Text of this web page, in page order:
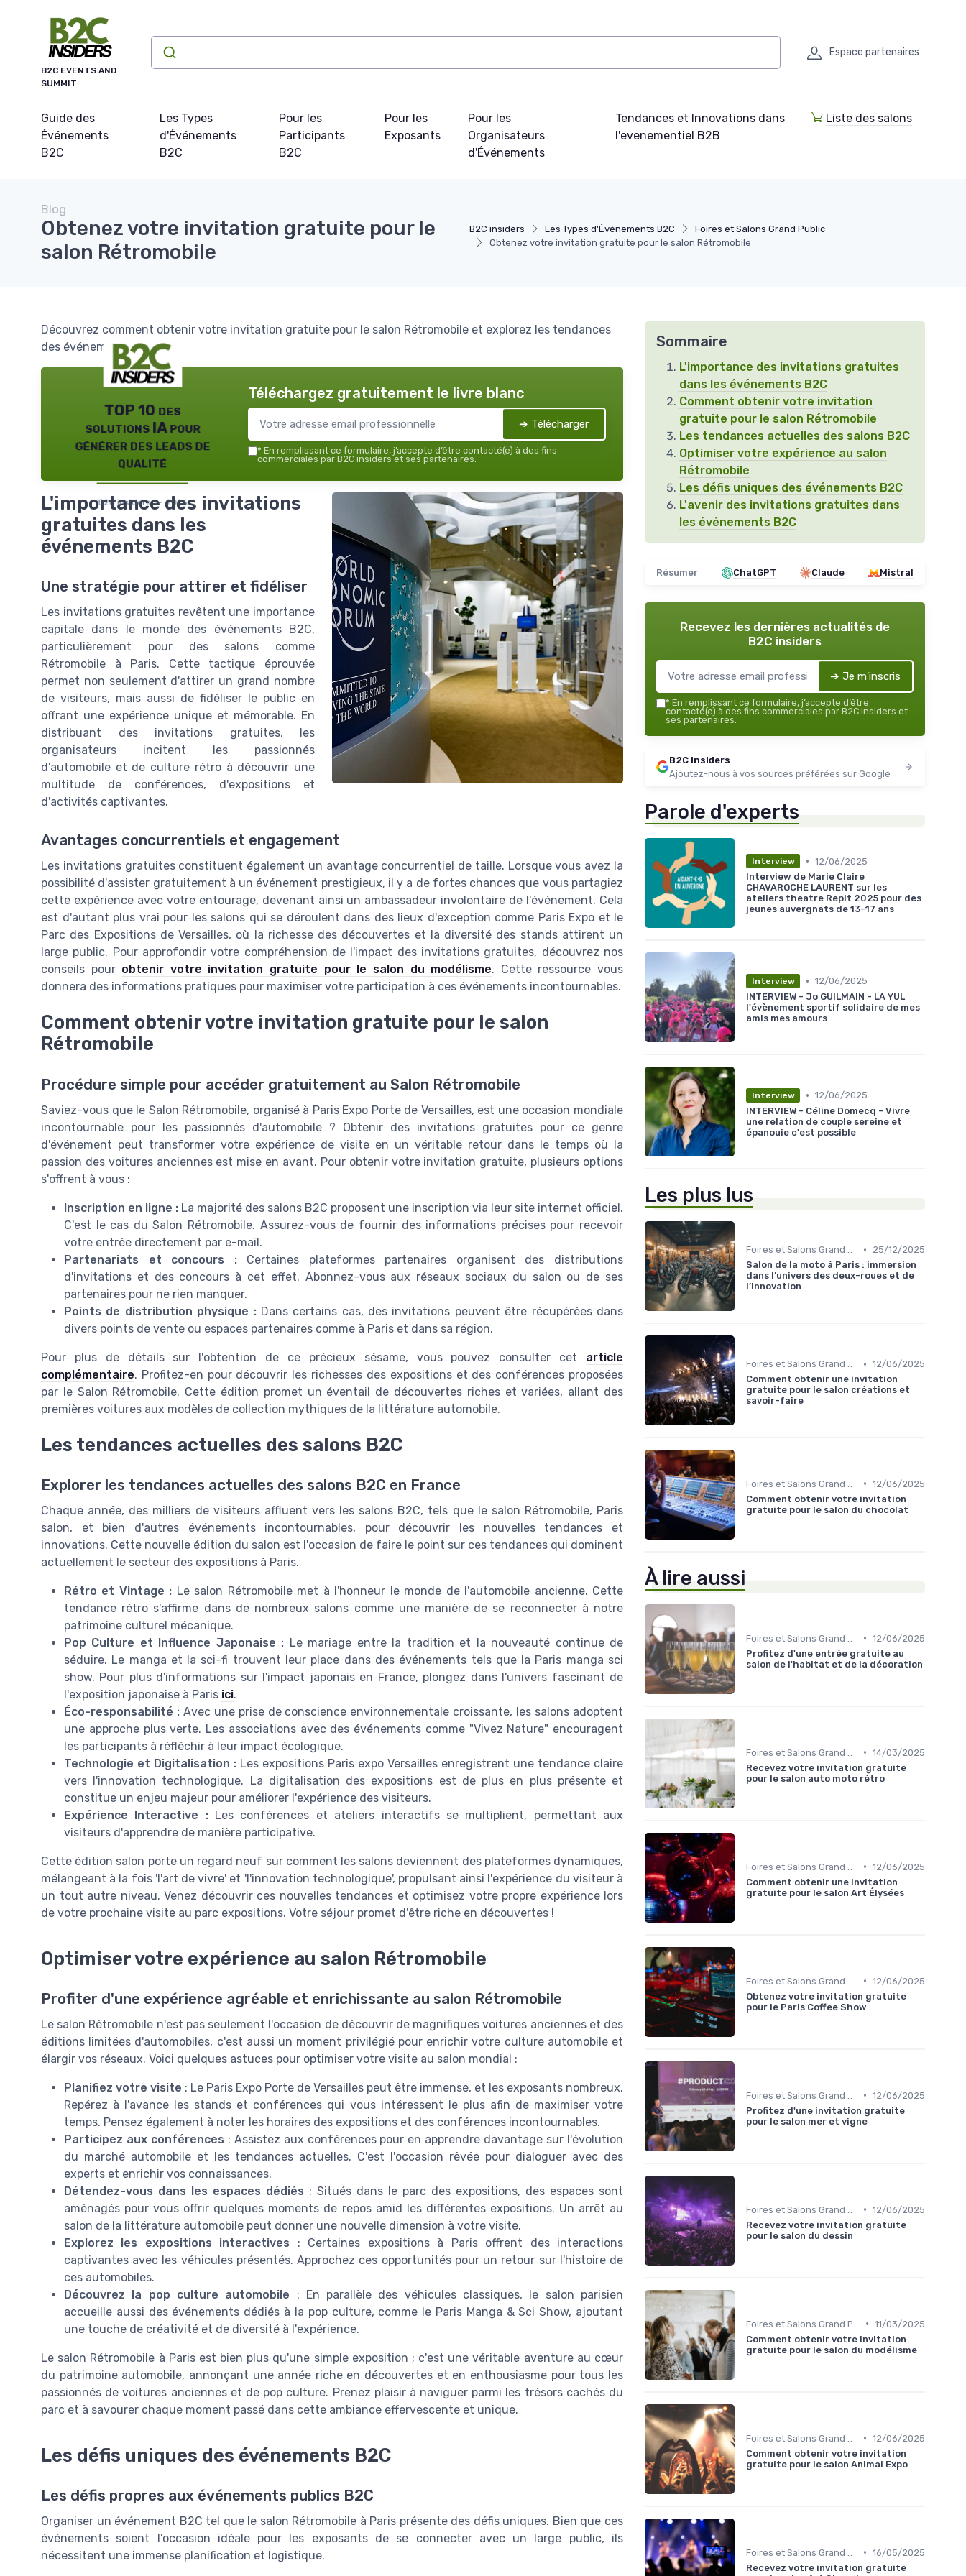
B2C EVENTS AND
SUMMIT
Espace partenaires
Guide des
Événements
B2C
Les Types
d'Événements
B2C
Pour les
Participants
B2C
Pour les
Exposants
Pour les
Organisateurs
d'Événements
Tendances et Innovations dans
l'evenementiel B2B
Liste des salons
B2C insiders Les Types d'Événements B2C
Foires et Salons Grand Public
Obtenez votre invitation gratuite pour le salon Rétromobile
Blog
Obtenez votre invitation gratuite pour le
salon Rétromobile
Découvrez comment obtenir votre invitation gratuite pour le salon Rétromobile et explorez les tendances
des événements B2C.
TOP 10 des
solutions IA pour
générer des leads de
qualité
B2C insiders — 2026
Téléchargez gratuitement le livre blanc
➔ Télécharger
* En remplissant ce formulaire, j’accepte d’être contacté(e) à des fins
commerciales par B2C insiders et ses partenaires.
L'importance des invitations
gratuites dans les
événements B2C
Une stratégie pour attirer et fidéliser
Les invitations gratuites revêtent une importance
capitale dans le monde des événements B2C,
particulièrement pour des salons comme
Rétromobile à Paris. Cette tactique éprouvée
permet non seulement d'attirer un grand nombre
de visiteurs, mais aussi de fidéliser le public en
offrant une expérience unique et mémorable. En
distribuant des invitations gratuites, les
organisateurs incitent les passionnés
d'automobile et de culture rétro à découvrir une
multitude de conférences, d'expositions et
d'activités captivantes.
Avantages concurrentiels et engagement
Les invitations gratuites constituent également un avantage concurrentiel de taille. Lorsque vous avez la
possibilité d'assister gratuitement à un événement prestigieux, il y a de fortes chances que vous partagiez
cette expérience avec votre entourage, devenant ainsi un ambassadeur involontaire de l'événement. Cela
est d'autant plus vrai pour les salons qui se déroulent dans des lieux d'exception comme Paris Expo et le
Parc des Expositions de Versailles, où la richesse des découvertes et la diversité des stands attirent un
large public. Pour approfondir votre compréhension de l'impact des invitations gratuites, découvrez nos
conseils pour obtenir votre invitation gratuite pour le salon du modélisme. Cette ressource vous
donnera des informations pratiques pour maximiser votre participation à ces événements incontournables.
Comment obtenir votre invitation gratuite pour le salon
Rétromobile
Procédure simple pour accéder gratuitement au Salon Rétromobile
Saviez-vous que le Salon Rétromobile, organisé à Paris Expo Porte de Versailles, est une occasion mondiale
incontournable pour les passionnés d'automobile ? Obtenir des invitations gratuites pour ce genre
d'événement peut transformer votre expérience de visite en un véritable retour dans le temps où la
passion des voitures anciennes est mise en avant. Pour obtenir votre invitation gratuite, plusieurs options
s'offrent à vous :
Inscription en ligne : La majorité des salons B2C proposent une inscription via leur site internet officiel.
C'est le cas du Salon Rétromobile. Assurez-vous de fournir des informations précises pour recevoir
votre entrée directement par e-mail.
Partenariats et concours :Certaines plateformes partenaires organisent des distributions
d'invitations et des concours à cet effet. Abonnez-vous aux réseaux sociaux du salon ou de ses
partenaires pour ne rien manquer.
Points de distribution physique :Dans certains cas, des invitations peuvent être récupérées dans
divers points de vente ou espaces partenaires comme à Paris et dans sa région.
Pour plus de détails sur l'obtention de ce précieux sésame, vous pouvez consulter cet article
complémentaire. Profitez-en pour découvrir les richesses des expositions et des conférences proposées
par le Salon Rétromobile. Cette édition promet un éventail de découvertes riches et variées, allant des
premières voitures aux modèles de collection mythiques de la littérature automobile.
Les tendances actuelles des salons B2C
Explorer les tendances actuelles des salons B2C en France
Chaque année, des milliers de visiteurs affluent vers les salons B2C, tels que le salon Rétromobile, Paris
salon, et bien d'autres événements incontournables, pour découvrir les nouvelles tendances et
innovations. Cette nouvelle édition du salon est l'occasion de faire le point sur ces tendances qui dominent
actuellement le secteur des expositions à Paris.
Rétro et Vintage : Le salon Rétromobile met à l'honneur le monde de l'automobile ancienne. Cette
tendance rétro s'affirme dans de nombreux salons comme une manière de se reconnecter à notre
patrimoine culturel mécanique.
Pop Culture et Influence Japonaise : Le mariage entre la tradition et la nouveauté continue de
séduire. Le manga et la sci-fi trouvent leur place dans des événements tels que la Paris manga sci
show. Pour plus d'informations sur l'impact japonais en France, plongez dans l'univers fascinant de
l'exposition japonaise à Paris ici.
Éco-responsabilité :Avec une prise de conscience environnementale croissante, les salons adoptent
une approche plus verte. Les associations avec des événements comme "Vivez Nature" encouragent
les participants à réfléchir à leur impact écologique.
Technologie et Digitalisation : Les expositions Paris expo Versailles enregistrent une tendance claire
vers l'innovation technologique. La digitalisation des expositions est de plus en plus présente et
constitue un enjeu majeur pour améliorer l'expérience des visiteurs.
Expérience Interactive :Les conférences et ateliers interactifs se multiplient, permettant aux
visiteurs d'apprendre de manière participative.
Cette édition salon porte un regard neuf sur comment les salons deviennent des plateformes dynamiques,
mélangeant à la fois 'l'art de vivre' et 'l'innovation technologique', propulsant ainsi l'expérience du visiteur à
un tout autre niveau. Venez découvrir ces nouvelles tendances et optimisez votre propre expérience lors
de votre prochaine visite au parc expositions. Votre séjour promet d'être riche en découvertes !
Optimiser votre expérience au salon Rétromobile
Profiter d'une expérience agréable et enrichissante au salon Rétromobile
Le salon Rétromobile n'est pas seulement l'occasion de découvrir de magnifiques voitures anciennes et des
éditions limitées d'automobiles, c'est aussi un moment privilégié pour enrichir votre culture automobile et
élargir vos réseaux. Voici quelques astuces pour optimiser votre visite au salon mondial :
Planifiez votre visite : Le Paris Expo Porte de Versailles peut être immense, et les exposants nombreux.
Repérez à l'avance les stands et conférences qui vous intéressent le plus afin de maximiser votre
temps. Pensez également à noter les horaires des expositions et des conférences incontournables.
Participez aux conférences : Assistez aux conférences pour en apprendre davantage sur l'évolution
du marché automobile et les tendances actuelles. C'est l'occasion rêvée pour dialoguer avec des
experts et enrichir vos connaissances.
Détendez-vous dans les espaces dédiés : Situés dans le parc des expositions, des espaces sont
aménagés pour vous offrir quelques moments de repos amid les différentes expositions. Un arrêt au
salon de la littérature automobile peut donner une nouvelle dimension à votre visite.
Explorez les expositions interactives : Certaines expositions à Paris offrent des interactions
captivantes avec les véhicules présentés. Approchez ces opportunités pour un retour sur l'histoire de
ces automobiles.
Découvrez la pop culture automobile : En parallèle des véhicules classiques, le salon parisien
accueille aussi des événements dédiés à la pop culture, comme le Paris Manga & Sci Show, ajoutant
une touche de créativité et de diversité à l'expérience.
Le salon Rétromobile à Paris est bien plus qu'une simple exposition ; c'est une véritable aventure au cœur
du patrimoine automobile, annonçant une année riche en découvertes et en enthousiasme pour tous les
passionnés de voitures anciennes et de pop culture. Prenez plaisir à naviguer parmi les trésors cachés du
parc et à savourer chaque moment passé dans cette ambiance effervescente et unique.
Les défis uniques des événements B2C
Les défis propres aux événements publics B2C
Organiser un événement B2C tel que le salon Rétromobile à Paris présente des défis uniques. Bien que ces
événements soient l'occasion idéale pour les exposants de se connecter avec un large public, ils
nécessitent une immense planification et logistique.
Sommaire
L'importance des invitations gratuites
dans les événements B2C
Comment obtenir votre invitation
gratuite pour le salon Rétromobile
Les tendances actuelles des salons B2C
Optimiser votre expérience au salon
Rétromobile
Les défis uniques des événements B2C
L'avenir des invitations gratuites dans
les événements B2C
Résumer ChatGPT Claude Mistral
Recevez les dernières actualités de
B2C insiders
➔ Je m'inscris
* En remplissant ce formulaire, j’accepte d’être
contacté(e) à des fins commerciales par B2C insiders et
ses partenaires.
B2C insiders
Ajoutez-nous à vos sources préférées sur Google
Parole d'experts
Interview • 12/06/2025
Interview de Marie Claire
CHAVAROCHE LAURENT sur les
ateliers theatre Repit 2025 pour des
jeunes auvergnats de 13-17 ans
Interview • 12/06/2025
INTERVIEW - Jo GUILMAIN - LA YUL
l'évènement sportif solidaire de mes
amis mes amours
Interview • 12/06/2025
INTERVIEW - Céline Domecq - Vivre
une relation de couple sereine et
épanouie c'est possible
Les plus lus
Foires et Salons Grand Public •
25/12/2025
Salon de la moto à Paris : immersion
dans l’univers des deux-roues et de
l’innovation
Foires et Salons Grand Public • 12/06/2025
Comment obtenir une invitation
gratuite pour le salon créations et
savoir-faire
• 12/06/2025
Comment obtenir votre invitation
gratuite pour le salon du chocolat
À lire aussi
• 12/06/2025
Profitez d'une entrée gratuite au
salon de l'habitat et de la décoration
• 14/03/2025
Recevez votre invitation gratuite
pour le salon auto moto rétro
• 12/06/2025
Comment obtenir une invitation
gratuite pour le salon Art Élysées
• 12/06/2025
Obtenez votre invitation gratuite
pour le Paris Coffee Show
• 12/06/2025
Profitez d'une invitation gratuite
pour le salon mer et vigne
• 12/06/2025
Recevez votre invitation gratuite
pour le salon du dessin
• 11/03/2025
Comment obtenir votre invitation
gratuite pour le salon du modélisme
• 12/06/2025
Comment obtenir votre invitation
gratuite pour le salon Animal Expo
• 16/05/2025
Recevez votre invitation gratuite